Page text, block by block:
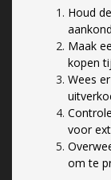
Houd
Maak
kopen
Wees
voor
om te